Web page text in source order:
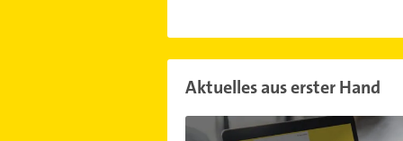
Aktuelles aus erster Hand